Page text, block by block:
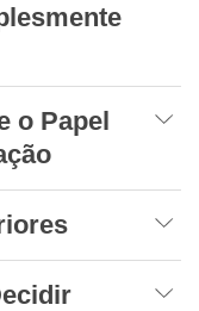
o Papel